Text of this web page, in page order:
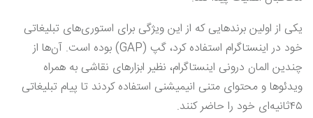
یکی از اولین برندهایی که از این ویژگی برای استوری‌های تبلیغاتی
خود در اینستاگرام استفاده کرد، گپ (GAP) بوده است. آن‌ها از
چندین المان درونی اینستاگرام، نظیر ابزارهای نقاشی به همراه
ویدئوها و محتوای متنی انیمیشنی استفاده کردند تا پیام تبلیغاتی
۴۵ثانیه‌ای خود را حاضر کنند.